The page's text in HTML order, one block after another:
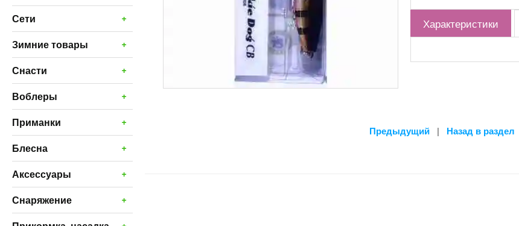
+
Сети
+
Зимние товары
+
Снасти
+
Воблеры
+
Приманки
+
Блесна
+
Аксессуары
+
Снаряжение
Характеристики
Предыдущий | Назад в раздел